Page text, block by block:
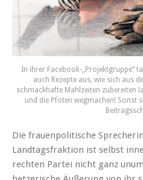
In ihrer Facebook-„Projektgruppe“
auch Rezepte aus, wie sich aus
schmackhafte Mahlzeiten zubereiten
und die Pfoten wegmachen! Sonst
Die frauenpolitische
Landtagsfraktion ist selbst
rechten Partei nicht ganz